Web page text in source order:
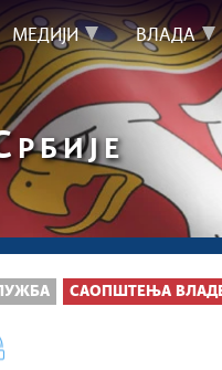
МЕДИЈИ ВЛАДА
РБИЈЕ
САОПШТЕЊА